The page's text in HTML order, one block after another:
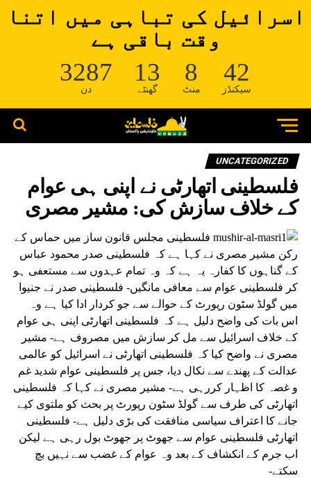
اسرائیل کی تباہی میں اتنا
وقت باقی ہے
3287
دن
13
گھنٹے
8
منٹ
41
سیکنڈز
UNCATEGORIZED
فلسطینی اتھارٹی نے اپنی ہی عوام
کے خلاف سازش کی: مشیر مصری
فلسطینی مجلس قانون ساز میں حماس کے
رکن مشیر مصری نے کہا ہے کہ فلسطینی صدر محمود عباس
کے گناہوں کا کفارہ یہ ہے کہ وہ تمام عہدوں سے مستعفی ہو
کر فلسطینی عوام سے معافی مانگیں- فلسطینی صدر نے جنیوا
میں گولڈ سٹون رپورٹ کے حوالے سے جو کردار ادا کیا ہے وہ
اس بات کی واضح دلیل ہے کہ فلسطینی اتھارٹی اپنی ہی عوام
کے خلاف اسرائیل سے مل کر سازش میں مصروف ہے- مشیر
مصری نے واضح کیا کہ فلسطینی اتھارٹی نے اسرائیل کو عالمی
عدالت کے پھندے سے نکال دیا، جس پر فلسطینی عوام شدید غم
و غصہ کا اظہار کررہی ہے- مشیر مصری نے کہا کہ فلسطینی
اتھارٹی کی طرف سے گولڈ سٹون رپورٹ پر بحث کو ملتوی کیے
جانے کا اعتراف سیاسی منافقت کی بڑی دلیل ہے- فلسطینی
اتھارٹی فلسطینی عوام سے جھوٹ پر جھوٹ بول رہی ہے لیکن
اب جرم کے انکشاف کے بعد وہ عوام کے غضب سے نہیں بچ
سکتے-